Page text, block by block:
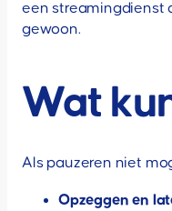
een streamingdienst
gewoon.
Wat
Als pauzeren niet
Opzeggen en